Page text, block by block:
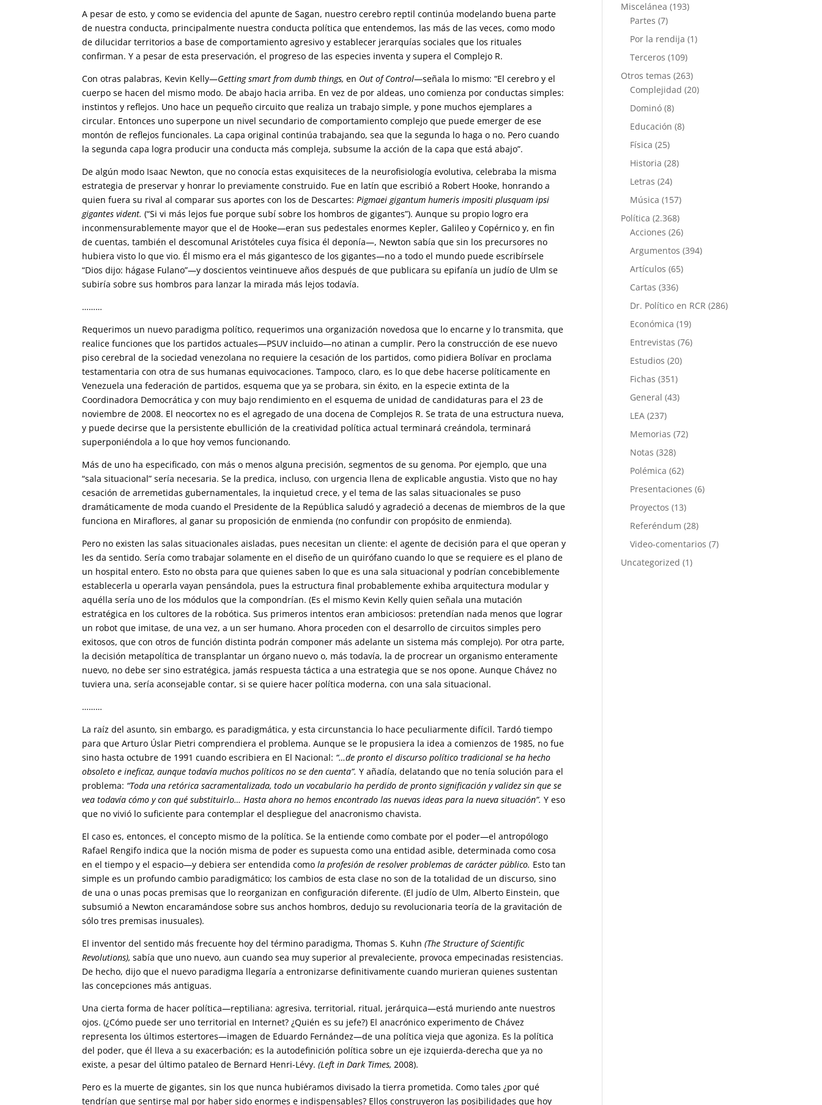
A pesar de esto, y como se evidencia del apunte de Sagan, nuestro cerebro reptil continúa modelando buena parte
de nuestra conducta, principalmente nuestra conducta política que entendemos, las más de las veces, como modo
de dilucidar territorios a base de comportamiento agresivo y establecer jerarquías sociales que los rituales
confirman. Y a pesar de esta preservación, el progreso de las especies inventa y supera el Complejo R.
Con otras palabras, Kevin Kelly—Getting smart from dumb things, en Out of Control—señala lo mismo: “El cerebro y el
cuerpo se hacen del mismo modo. De abajo hacia arriba. En vez de por aldeas, uno comienza por conductas simples:
instintos y reflejos. Uno hace un pequeño circuito que realiza un trabajo simple, y pone muchos ejemplares a
circular. Entonces uno superpone un nivel secundario de comportamiento complejo que puede emerger de ese
montón de reflejos funcionales. La capa original continúa trabajando, sea que la segunda lo haga o no. Pero cuando
la segunda capa logra producir una conducta más compleja, subsume la acción de la capa que está abajo”.
De algún modo Isaac Newton, que no conocía estas exquisiteces de la neurofisiología evolutiva, celebraba la misma
estrategia de preservar y honrar lo previamente construido. Fue en latín que escribió a Robert Hooke, honrando a
quien fuera su rival al comparar sus aportes con los de Descartes:Pigmaei gigantum humeris impositi plusquam ipsi
gigantes vident. (“Si vi más lejos fue porque subí sobre los hombros de gigantes”). Aunque su propio logro era
inconmensurablemente mayor que el de Hooke—eran sus pedestales enormes Kepler, Galileo y Copérnico y, en fin
de cuentas, también el descomunal Aristóteles cuya física él deponía—, Newton sabía que sin los precursores no
hubiera visto lo que vio. Él mismo era el más gigantesco de los gigantes—no a todo el mundo puede escribírsele
“Dios dijo: hágase Fulano”—y doscientos veintinueve años después de que publicara su epifanía un judío de Ulm se
subiría sobre sus hombros para lanzar la mirada más lejos todavía.
………
Requerimos un nuevo paradigma político, requerimos una organización novedosa que lo encarne y lo transmita, que
realice funciones que los partidos actuales—PSUV incluido—no atinan a cumplir. Pero la construcción de ese nuevo
piso cerebral de la sociedad venezolana no requiere la cesación de los partidos, como pidiera Bolívar en proclama
testamentaria con otra de sus humanas equivocaciones. Tampoco, claro, es lo que debe hacerse políticamente en
Venezuela una federación de partidos, esquema que ya se probara, sin éxito, en la especie extinta de la
Coordinadora Democrática y con muy bajo rendimiento en el esquema de unidad de candidaturas para el 23 de
noviembre de 2008. El neocortex no es el agregado de una docena de Complejos R. Se trata de una estructura nueva,
y puede decirse que la persistente ebullición de la creatividad política actual terminará creándola, terminará
superponiéndola a lo que hoy vemos funcionando.
Más de uno ha especificado, con más o menos alguna precisión, segmentos de su genoma. Por ejemplo, que una
“sala situacional” sería necesaria. Se la predica, incluso, con urgencia llena de explicable angustia. Visto que no hay
cesación de arremetidas gubernamentales, la inquietud crece, y el tema de las salas situacionales se puso
dramáticamente de moda cuando el Presidente de la República saludó y agradeció a decenas de miembros de la que
funciona en Miraflores, al ganar su proposición de enmienda (no confundir con propósito de enmienda).
Pero no existen las salas situacionales aisladas, pues necesitan un cliente: el agente de decisión para el que operan y
les da sentido. Sería como trabajar solamente en el diseño de un quirófano cuando lo que se requiere es el plano de
un hospital entero. Esto no obsta para que quienes saben lo que es una sala situacional y podrían concebiblemente
establecerla u operarla vayan pensándola, pues la estructura final probablemente exhiba arquitectura modular y
aquélla sería uno de los módulos que la compondrían. (Es el mismo Kevin Kelly quien señala una mutación
estratégica en los cultores de la robótica. Sus primeros intentos eran ambiciosos: pretendían nada menos que lograr
un robot que imitase, de una vez, a un ser humano. Ahora proceden con el desarrollo de circuitos simples pero
exitosos, que con otros de función distinta podrán componer más adelante un sistema más complejo). Por otra parte,
la decisión metapolítica de transplantar un órgano nuevo o, más todavía, la de procrear un organismo enteramente
nuevo, no debe ser sino estratégica, jamás respuesta táctica a una estrategia que se nos opone. Aunque Chávez no
tuviera una, sería aconsejable contar, si se quiere hacer política moderna, con una sala situacional.
………
La raíz del asunto, sin embargo, es paradigmática, y esta circunstancia lo hace peculiarmente difícil. Tardó tiempo
para que Arturo Úslar Pietri comprendiera el problema. Aunque se le propusiera la idea a comienzos de 1985, no fue
sino hasta octubre de 1991 cuando escribiera en El Nacional: “…de pronto el discurso político tradicional se ha hecho
obsoleto e ineficaz, aunque todavía muchos políticos no se den cuenta”. Y añadía, delatando que no tenía solución para el
problema: “Toda una retórica sacramentalizada, todo un vocabulario ha perdido de pronto significación y validez sin que se
vea todavía cómo y con qué substituirlo… Hasta ahora no hemos encontrado las nuevas ideas para la nueva situación”. Y eso
que no vivió lo suficiente para contemplar el despliegue del anacronismo chavista.
El caso es, entonces, el concepto mismo de la política. Se la entiende como combate por el poder—el antropólogo
Rafael Rengifo indica que la noción misma de poder es supuesta como una entidad asible, determinada como cosa
en el tiempo y el espacio—y debiera ser entendida comola profesión de resolver problemas de carácter público. Esto tan
simple es un profundo cambio paradigmático; los cambios de esta clase no son de la totalidad de un discurso, sino
de una o unas pocas premisas que lo reorganizan en configuración diferente. (El judío de Ulm, Alberto Einstein, que
subsumió a Newton encaramándose sobre sus anchos hombros, dedujo su revolucionaria teoría de la gravitación de
sólo tres premisas inusuales).
El inventor del sentido más frecuente hoy del término paradigma, Thomas S. Kuhn (The Structure of Scientific
Revolutions), sabía que uno nuevo, aun cuando sea muy superior al prevaleciente, provoca empecinadas resistencias.
De hecho, dijo que el nuevo paradigma llegaría a entronizarse definitivamente cuando murieran quienes sustentan
las concepciones más antiguas.
Una cierta forma de hacer política—reptiliana: agresiva, territorial, ritual, jerárquica—está muriendo ante nuestros
ojos. (¿Cómo puede ser uno territorial en Internet? ¿Quién es su jefe?) El anacrónico experimento de Chávez
representa los últimos estertores—imagen de Eduardo Fernández—de una política vieja que agoniza. Es la política
del poder, que él lleva a su exacerbación; es la autodefinición política sobre un eje izquierda-derecha que ya no
existe, a pesar del último pataleo de Bernard Henri-Lévy.(Left in Dark Times, 2008).
Pero es la muerte de gigantes, sin los que nunca hubiéramos divisado la tierra prometida. Como tales ¿por qué
tendrían que sentirse mal por haber sido enormes e indispensables? Ellos construyeron las posibilidades que hoy
Miscelánea (193)
Partes (7)
Por la rendija (1)
Terceros (109)
Otros temas (263)
Complejidad (20)
Dominó (8)
Educación (8)
Física (25)
Historia (28)
Letras (24)
Música (157)
Política (2.368)
Acciones (26)
Argumentos (394)
Artículos (65)
Cartas (336)
Dr. Político en RCR (286)
Económica (19)
Entrevistas (76)
Estudios (20)
Fichas (351)
General (43)
LEA (237)
Memorias (72)
Notas (328)
Polémica (62)
Presentaciones (6)
Proyectos (13)
Referéndum (28)
Video-comentarios (7)
Uncategorized (1)